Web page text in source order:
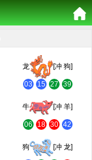
龙 [冲 狗]
03 15 27 39
牛 [冲 羊]
06 18 30 42
狗 [冲 龙]